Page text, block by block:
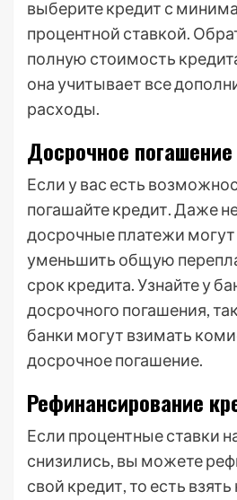
выберите кредит с
процентной ставкой.
полную стоимость
она учитывает все
расходы.
Досрочное
Если у вас есть
погашайте кредит. Даже
досрочные платежи могут
уменьшить общую
срок кредита. Узнайте у
досрочного погашения,
банки могут взимать
досрочное погашение.
Рефинансирование
Если процентные ставки
снизились, вы можете
свой кредит, то есть